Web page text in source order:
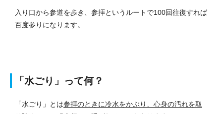
入り口から参道を歩き、参拝というルートで100回往復すれば
百度参りになります。
「水ごり」って何？
「水ごり」とは参拝のときに冷水をかぶり、心身の汚れを取